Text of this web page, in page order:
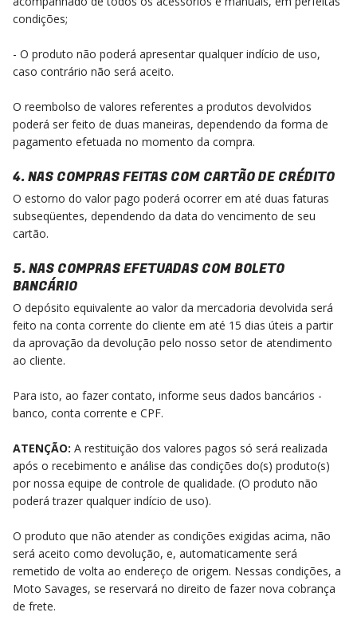
condições;
- O produto não poderá apresentar qualquer indício de uso,
caso contrário não será aceito.
O reembolso de valores referentes a produtos devolvidos
poderá ser feito de duas maneiras, dependendo da forma de
pagamento efetuada no momento da compra.
4. NAS COMPRAS FEITAS COM CARTÃO DE CRÉDITO
O estorno do valor pago poderá ocorrer em até duas faturas
subseqüentes, dependendo da data do vencimento de seu
cartão.
5. NAS COMPRAS EFETUADAS COM BOLETO
BANCÁRIO
O depósito equivalente ao valor da mercadoria devolvida será
feito na conta corrente do cliente em até 15 dias úteis a partir
da aprovação da devolução pelo nosso setor de atendimento
ao cliente.
Para isto, ao fazer contato, informe seus dados bancários -
banco, conta corrente e CPF.
ATENÇÃO: A restituição dos valores pagos só será realizada
após o recebimento e análise das condições do(s) produto(s)
por nossa equipe de controle de qualidade. (O produto não
poderá trazer qualquer indício de uso).
O produto que não atender as condições exigidas acima, não
será aceito como devolução, e, automaticamente será
remetido de volta ao endereço de origem. Nessas condições, a
Moto Savages, se reservará no direito de fazer nova cobrança
de frete.